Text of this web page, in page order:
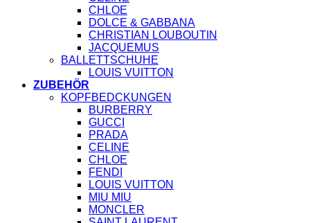
CHLOE
DOLCE & GABBANA
CHRISTIAN LOUBOUTIN
JACQUEMUS
BALLETTSCHUHE
LOUIS VUITTON
ZUBEHÖR
KOPFBEDCKUNGEN
BURBERRY
GUCCI
PRADA
CELINE
CHLOE
FENDI
LOUIS VUITTON
MIU MIU
MONCLER